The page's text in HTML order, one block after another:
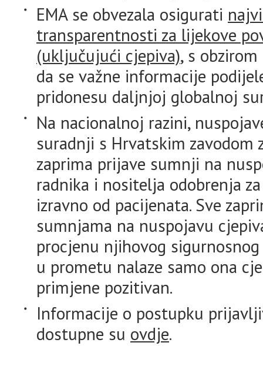
EMA se obvezala osigurati
transparentnosti za lijekove
(uključujući cjepiva), s
da se važne informacije
pridonesu daljnjoj globalnoj
Na nacionalnoj razini,
suradnji s Hrvatskim zavodom
zaprima prijave sumnji na
radnika i nositelja odobrenja
izravno od pacijenata. Sve
sumnjama na nuspojavu
procjenu njihovog
u prometu nalaze samo ona
primjene pozitivan.
Informacije o postupku
dostupne su ovdje.